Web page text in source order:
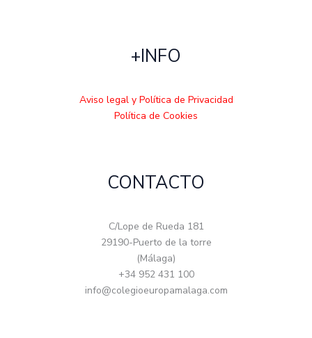
+INFO
Aviso legal y Política de Privacidad
Política de Cookies
CONTACTO
C/Lope de Rueda 181
29190-Puerto de la torre
(Málaga)
+34 952 431 100
info@colegioeuropamalaga.com